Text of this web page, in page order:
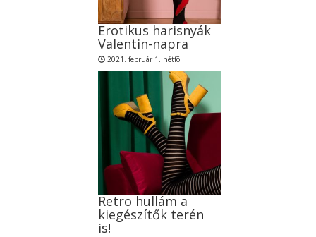
Erotikus harisnyák
Valentin-napra
2021. február 1. hétfõ
Retro hullám a
kiegészítők terén
is!